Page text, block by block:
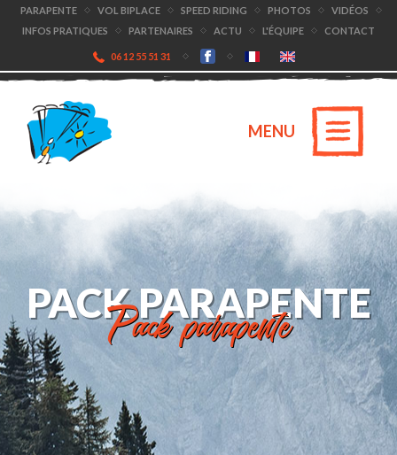
PARAPENTE VOL BIPLACE SPEED RIDING PHOTOS
VIDÉOS
INFOS PRATIQUES
PARTENAIRES ACTU L'ÉQUIPE CONTACT
06 12 55 51 31
MENU
PACK PARAPENTE
Pack parapente